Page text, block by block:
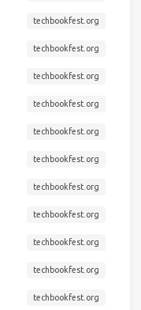
techbookfest.org
techbookfest.org
techbookfest.org
techbookfest.org
techbookfest.org
techbookfest.org
techbookfest.org
techbookfest.org
techbookfest.org
techbookfest.org
techbookfest.org